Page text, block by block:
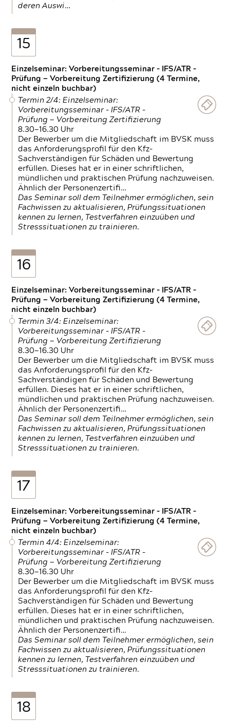
deren Auswi…
15
Einzelseminar: Vorbereitungsseminar - IFS/ATR -
Prüfung — Vorbereitung Zertifizierung (4 Termine,
nicht einzeln buchbar)
Termin 2/4: Einzelseminar:
Vorbereitungsseminar - IFS/ATR -
Prüfung — Vorbereitung Zertifizierung
8.30—16.30 Uhr
Der Bewerber um die Mitgliedschaft im BVSK muss
das Anforderungsprofil für den Kfz-
Sachverständigen für Schäden und Bewertung
erfüllen. Dieses hat er in einer schriftlichen,
mündlichen und praktischen Prüfung nachzuweisen.
Ähnlich der Personenzertifi…
Das Seminar soll dem Teilnehmer ermöglichen, sein
Fachwissen zu aktualisieren, Prüfungssituationen
kennen zu lernen, Testverfahren einzuüben und
Stresssituationen zu trainieren.
16
Einzelseminar: Vorbereitungsseminar - IFS/ATR -
Prüfung — Vorbereitung Zertifizierung (4 Termine,
nicht einzeln buchbar)
Termin 3/4: Einzelseminar:
Vorbereitungsseminar - IFS/ATR -
Prüfung — Vorbereitung Zertifizierung
8.30—16.30 Uhr
Der Bewerber um die Mitgliedschaft im BVSK muss
das Anforderungsprofil für den Kfz-
Sachverständigen für Schäden und Bewertung
erfüllen. Dieses hat er in einer schriftlichen,
mündlichen und praktischen Prüfung nachzuweisen.
Ähnlich der Personenzertifi…
Das Seminar soll dem Teilnehmer ermöglichen, sein
Fachwissen zu aktualisieren, Prüfungssituationen
kennen zu lernen, Testverfahren einzuüben und
Stresssituationen zu trainieren.
17
Einzelseminar: Vorbereitungsseminar - IFS/ATR -
Prüfung — Vorbereitung Zertifizierung (4 Termine,
nicht einzeln buchbar)
Termin 4/4: Einzelseminar:
Vorbereitungsseminar - IFS/ATR -
Prüfung — Vorbereitung Zertifizierung
8.30—16.30 Uhr
Der Bewerber um die Mitgliedschaft im BVSK muss
das Anforderungsprofil für den Kfz-
Sachverständigen für Schäden und Bewertung
erfüllen. Dieses hat er in einer schriftlichen,
mündlichen und praktischen Prüfung nachzuweisen.
Ähnlich der Personenzertifi…
Das Seminar soll dem Teilnehmer ermöglichen, sein
Fachwissen zu aktualisieren, Prüfungssituationen
kennen zu lernen, Testverfahren einzuüben und
Stresssituationen zu trainieren.
18